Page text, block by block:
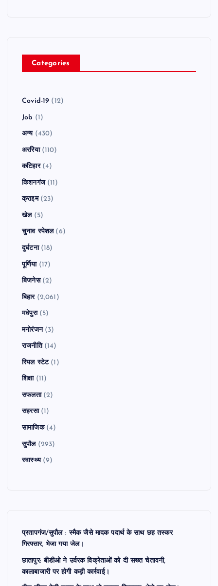
Categories
Covid-19 (12)
Job (1)
अन्य(430)
अररिया(110)
कटिहार(4)
किशनगंज(11)
क्राइम(23)
खेल(5)
चुनाव स्पेशल(6)
दुर्घटना(18)
पूर्णिया(17)
बिजनेस(2)
बिहार(2,061)
मधेपुरा(5)
मनोरंजन(3)
राजनीति(14)
रियल स्टेट(1)
शिक्षा(11)
सफलता(2)
सहरसा(1)
सामाजिक(4)
सुपौल(293)
स्वास्थ्य(9)
प्रतापगंज/सुपौल : स्मैक जैसे मादक पदार्थ के साथ छह तस्कर
गिरफ्तार, भेजा गया जेल।
छातापुर: बीडीओ ने उर्वरक विक्रेताओं को दी सख्त चेतावनी,
कालाबाजारी पर होगी कड़ी कार्रवाई।